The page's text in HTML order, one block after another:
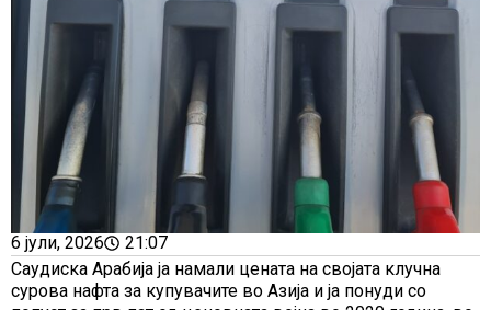
6 јули, 2026
21:07
Саудиска Арабија ја намали цената на својата клучна
сурова нафта за купувачите во Азија и ја понуди со